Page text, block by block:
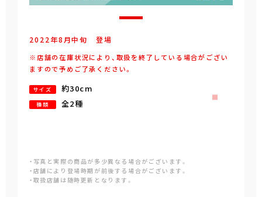
2022年8 月中旬 登場
※店舗の在庫状況により、取扱を終了している場合がござい
ますので予めご了承ください。
サイズ 約30cm
種類 全2種
・写真と実際の商品が多少異なる場合がございます。
・店舗により登場時期が前後する場合がございます。
・取扱店舗は随時更新となります。